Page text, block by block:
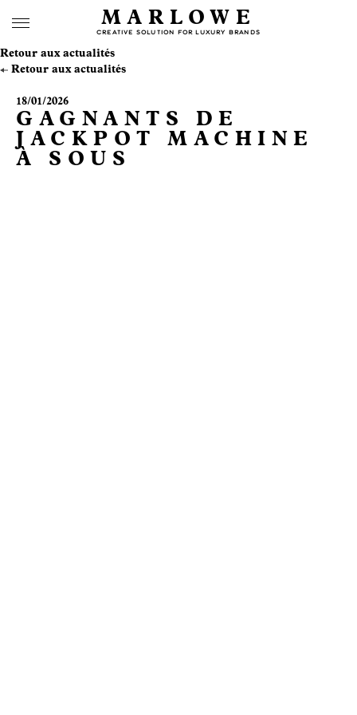
MARLOWE
CREATIVE SOLUTION FOR LUXURY BRANDS
Retour aux actualités
Retour aux actualités
18/01/2026
GAGNANTS DE
JACKPOT MACHINE
À SOUS